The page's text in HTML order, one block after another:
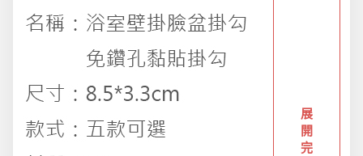
熱銷商品-超夯小物盡在這裡
父親節專頁
展
開
完